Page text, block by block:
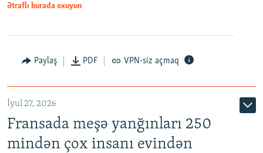
Ətraflı burada oxuyun
Paylaş PDF VPN-siz açmaq
İyul 27, 2026
Fransada meşə yanğınları 250
mindən çox insanı evindən